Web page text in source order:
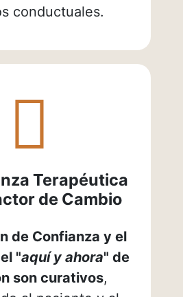
conductuales.
Terapéutica
de Cambio
de Confianza y el
"aquí y ahora" de
son curativos,